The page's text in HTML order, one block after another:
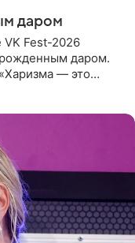
даром
VK Fest-2026
даром.
— это